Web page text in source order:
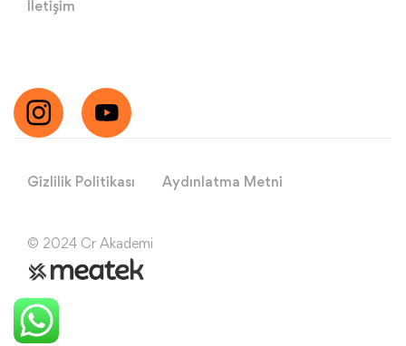
İletişim
Gizlilik Politikası Aydınlatma Metni
© 2024 Cr Akademi